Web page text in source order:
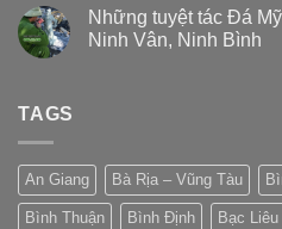
Những tuyệt tác Đá
Ninh Vân, Ninh Bình
TAGS
An Giang Bà Rịa – Vũng Tàu
Bình Thuận Bình Định Bạc Liêu